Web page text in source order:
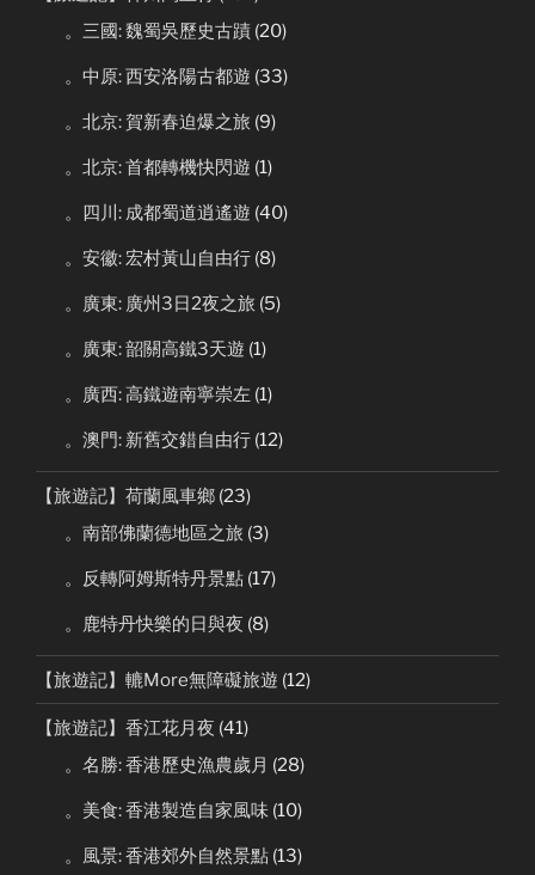
。三國: 魏蜀吳歷史古蹟 (20)
。中原: 西安洛陽古都遊 (33)
。北京: 賀新春迫爆之旅 (9)
。北京: 首都轉機快閃遊 (1)
。四川: 成都蜀道逍遙遊 (40)
。安徽: 宏村黃山自由行 (8)
。廣東: 廣州3日2夜之旅 (5)
。廣東: 韶關高鐵3天遊 (1)
。廣西: 高鐵遊南寧崇左 (1)
。澳門: 新舊交錯自由行 (12)
【旅遊記】荷蘭風車鄉 (23)
。南部佛蘭德地區之旅 (3)
。反轉阿姆斯特丹景點 (17)
。鹿特丹快樂的日與夜 (8)
【旅遊記】轆More無障礙旅遊 (12)
【旅遊記】香江花月夜 (41)
。名勝: 香港歷史漁農歲月 (28)
。美食: 香港製造自家風味 (10)
。風景: 香港郊外自然景點 (13)